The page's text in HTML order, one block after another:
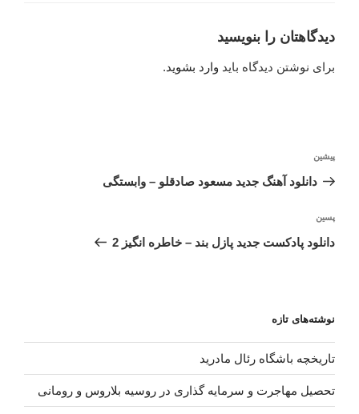
دیدگاهتان را بنویسید
برای نوشتن دیدگاه باید وارد بشوید.
نوشته
قبلی
پیشین
دانلود آهنگ جدید مسعود صادقلو – وابستگی
نوشته‌ٔ
بعدی
پسین
دانلود پادکست جدید پازل بند – خاطره انگیز 2
نوشته‌های تازه
تاریخچه باشگاه رئال مادرید
تحصیل مهاجرت و سرمایه گذاری در روسیه بلاروس و رومانی